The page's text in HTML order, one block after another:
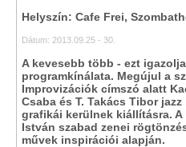
Helyszín: Cafe Frei,
Dátum: 2013.09.25 - 30.
A kevesebb több - ezt
programkínálata. Megújul a
Improvizációk címszó alatt
Csaba és T. Takács Tibor
grafikái kerülnek kiállításra.
István szabad zenei
művek inspirációi alapján.